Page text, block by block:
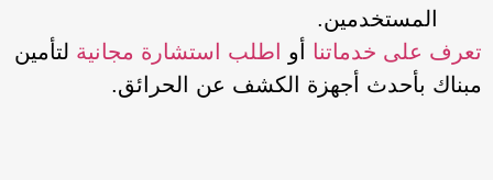
المستخدمين.
تعرف على خدماتنا
أو اطلب استشارة مجانية لتأمين
مبناك بأحدث أجهزة الكشف عن الحرائق.